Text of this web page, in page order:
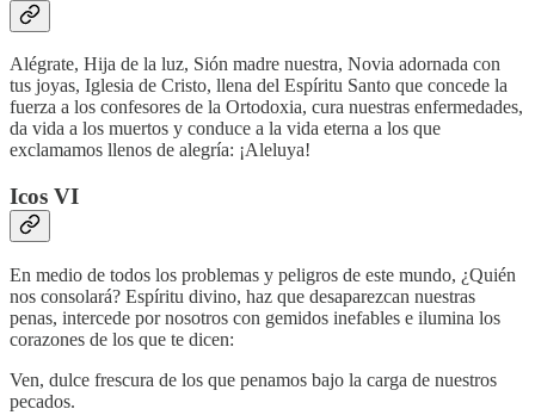
Alégrate, Hija de la luz, Sión madre nuestra, Novia adornada con
tus joyas, Iglesia de Cristo, llena del Espíritu Santo que concede la
fuerza a los confesores de la Ortodoxia, cura nuestras enfermedades,
da vida a los muertos y conduce a la vida eterna a los que
exclamamos llenos de alegría: ¡Aleluya!
Icos VI
En medio de todos los problemas y peligros de este mundo, ¿Quién
nos consolará? Espíritu divino, haz que desaparezcan nuestras
penas, intercede por nosotros con gemidos inefables e ilumina los
corazones de los que te dicen:
Ven, dulce frescura de los que penamos bajo la carga de nuestros
pecados.